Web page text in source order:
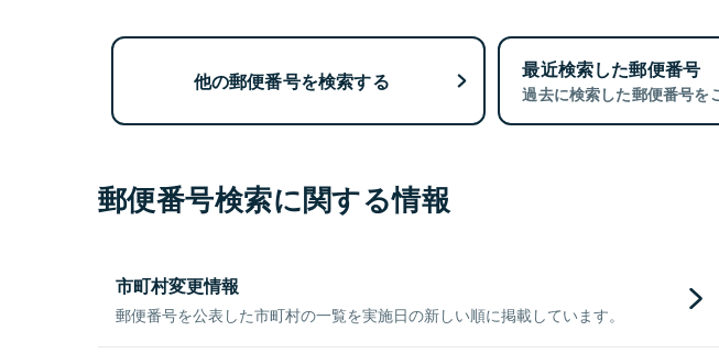
他の郵便番号を検索する 最近検索した郵便番号
過去に検索した郵便番号を
郵便番号検索に関する情報
市町村変更情報
郵便番号を公表した市町村の一覧を実施日の新しい順に掲載しています。